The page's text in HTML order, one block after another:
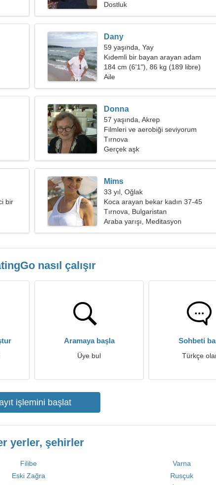
Dostluk
Dany
59 yaşında, Yay
Kıdemli bir bayan arayan adam
184 cm (6'1"), 86 kg (189 libre)
Aile
Donna
57 yaşında, Akrep
Filmleri ve aerobiği seviyorum
Tırnova
Gerçek aşk
bir
Mims
33 yıl, Oğlak
Koca arayan bekar kadın 37-45
Tırnova, Bulgaristan
Araba yarışı, Meditasyon
nasıl çalışır
Aramaya başla
Üye bul
Sohbeti
Türkçe
işlemini başlat
yerler, şehirler
Filibe
Varna
Eski Zağra
Rusçuk